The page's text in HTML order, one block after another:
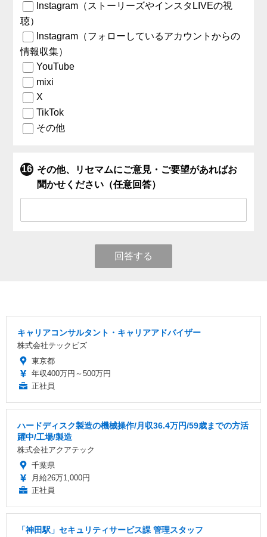
Instagram（ストーリーズやインスタLIVEの視
聴）
Instagram（フォローしているアカウントからの
情報収集）
YouTube
mixi
X
TikTok
その他
その他、リセマムにご意見・ご要望があればお
聞かせください（任意回答）
回答する
キャリアコンサルタント・キャリアアドバイザー
株式会社テックビズ
東京都
年収400万円～500万円
正社員
ハードディスク製造の機械操作/月収36.4万円/59歳までの方活
躍中/工場/製造
株式会社アクアテック
千葉県
月給26万1,000円
正社員
「神田駅」セキュリティサービス課 管理スタッフ